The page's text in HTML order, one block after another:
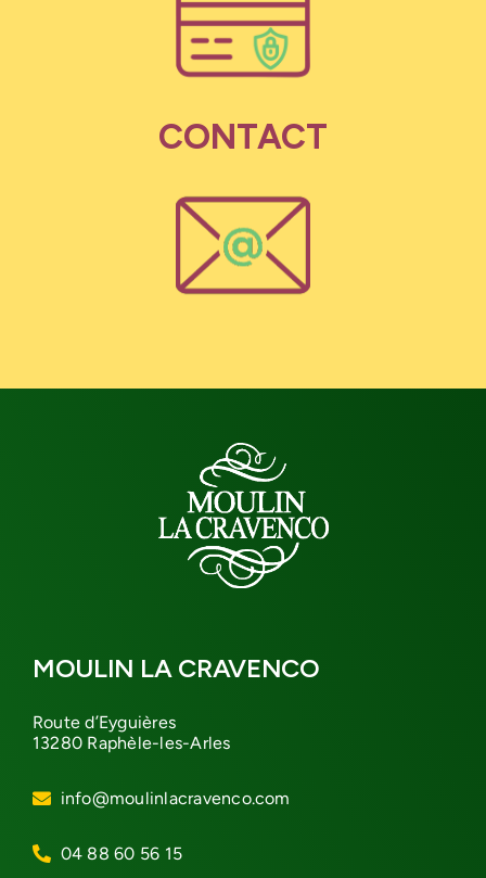
CONTACT
MOULIN LA CRAVENCO
Route d’Eyguières
13280 Raphèle-les-Arles
info@moulinlacravenco.com
04 88 60 56 15